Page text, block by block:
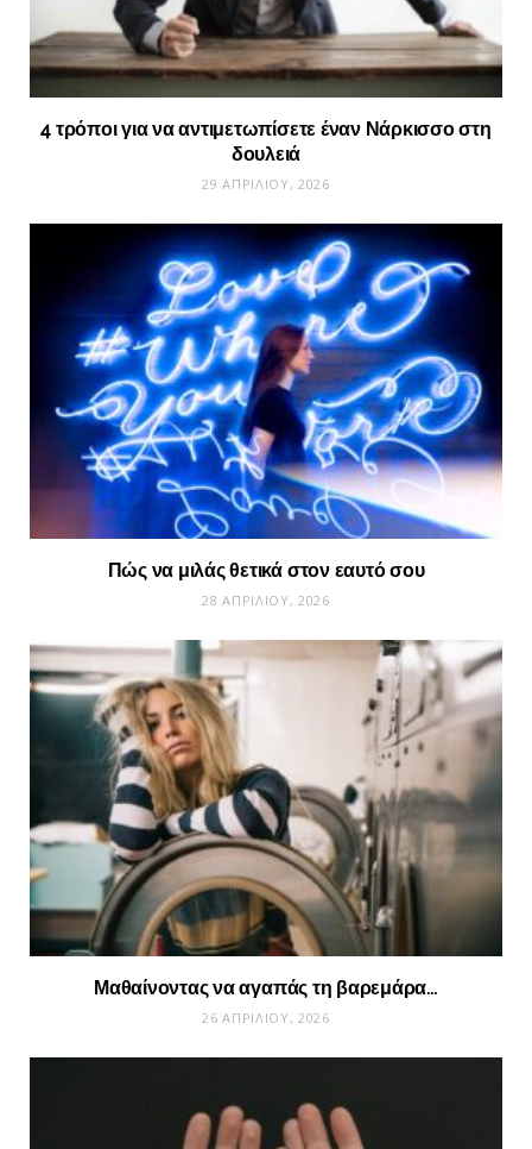
4 τρόποι για να αντιμετωπίσετε έναν Νάρκισσο στη
δουλειά
29 ΑΠΡΙΛΊΟΥ, 2026
Πώς να μιλάς θετικά στον εαυτό σου
28 ΑΠΡΙΛΊΟΥ, 2026
Μαθαίνοντας να αγαπάς τη βαρεμάρα…
26 ΑΠΡΙΛΊΟΥ, 2026